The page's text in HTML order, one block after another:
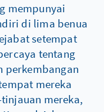
mempunyai
di lima benua
setempat
tentang
perkembangan
mereka
mereka,